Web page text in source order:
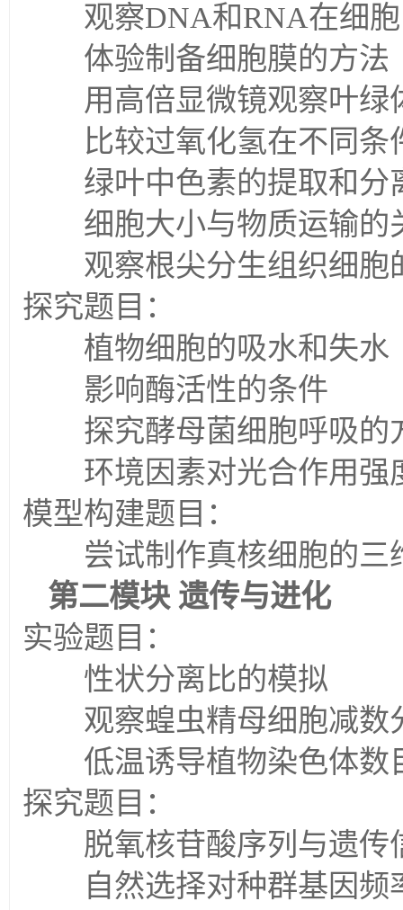
观察DNA和RNA在细
体验制备细胞膜的方法
用高倍显微镜观察叶绿
比较过氧化氢在不同条
绿叶中色素的提取和分
细胞大小与物质运输的
观察根尖分生组织细胞
探究题目：
植物细胞的吸水和失水
影响酶活性的条件
探究酵母菌细胞呼吸的
环境因素对光合作用强
模型构建题目：
尝试制作真核细胞的三
第二模块 遗传与进化
实验题目：
性状分离比的模拟
观察蝗虫精母细胞减数
低温诱导植物染色体数
探究题目：
脱氧核苷酸序列与遗传
自然选择对种群基因频